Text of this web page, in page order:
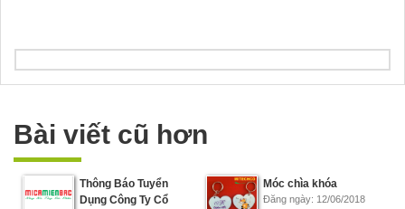
Bài viết cũ hơn
Thông Báo Tuyển
Dụng Công Ty Cổ
Móc chìa khóa
Đăng ngày: 12/06/2018